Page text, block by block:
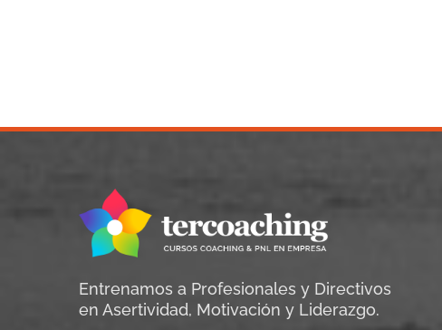
Entrenamos a Profesionales y Directivos
en Asertividad, Motivación y Liderazgo.